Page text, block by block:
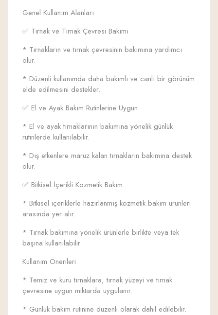
Genel Kullanım Alanları
✅ Tırnak ve Tırnak Çevresi Bakımı
* Tırnakların ve tırnak çevresinin bakımına yardımcı
olur.
* Düzenli kullanımda daha bakımlı ve canlı bir görünüm
elde edilmesini destekler.
✅ El ve Ayak Bakım Rutinlerine Uygun
* El ve ayak tırnaklarının bakımına yönelik günlük
rutinlerde kullanılabilir.
* Dış etkenlere maruz kalan tırnakların bakımına destek
olur.
✅ Bitkisel İçerikli Kozmetik Bakım
* Bitkisel içeriklerle hazırlanmış kozmetik bakım ürünleri
arasında yer alır.
* Tırnak bakımına yönelik ürünlerle birlikte veya tek
başına kullanılabilir.
Kullanım Önerileri
* Temiz ve kuru tırnaklara, tırnak yüzeyi ve tırnak
çevresine uygun miktarda uygulanır.
* Günlük bakım rutinine düzenli olarak dahil edilebilir.